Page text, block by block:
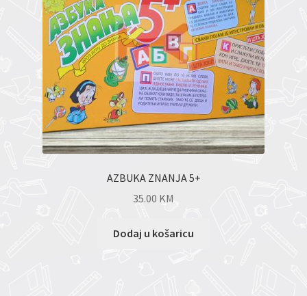
AZBUKA ZNANJA 5+
35.00 KM
Dodaj u košaricu